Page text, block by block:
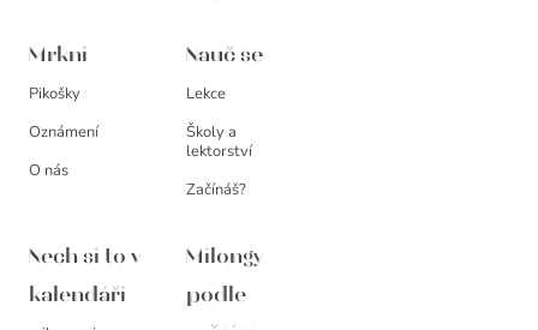
Mrkni
Pikošky
Oznámení
O nás
Nauč se
Lekce
Školy a
lektorství
Začínáš?
Nech si to v
kalendáři
Milongy
podle